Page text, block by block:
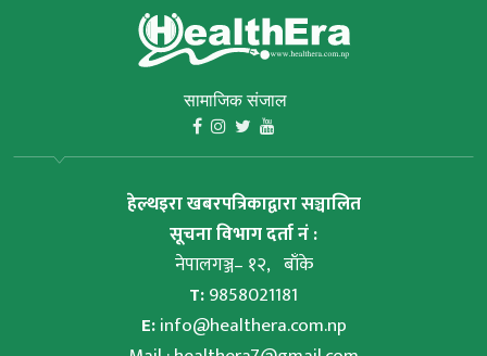
सामाजिक संजाल
हेल्थइरा खबरपत्रिकाद्वारा सञ्चालित
सूचना विभाग दर्ता नं :
नेपालगञ्ज– १२, बाँके
T:9858021181
E:info@healthera.com.np